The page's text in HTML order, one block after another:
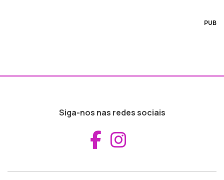
PUB
Siga-nos nas redes sociais
Aceder ao